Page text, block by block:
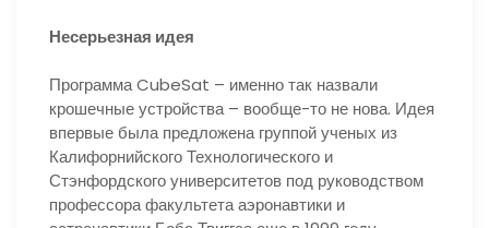
Несерьезная идея
Программа CubeSat – именно так назвали
крошечные устройства – вообще-то не нова. Идея
впервые была предложена группой ученых из
Калифорнийского Технологического и
Стэнфордского университетов под руководством
профессора факультета аэронавтики и